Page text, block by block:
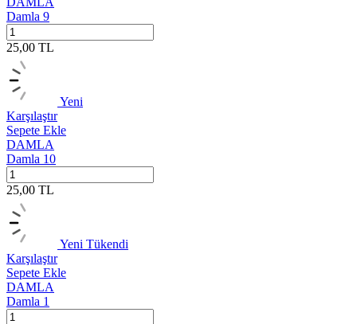
Damla 9
25,00 TL
Yeni
Karşılaştır
Sepete Ekle
DAMLA
Damla 10
25,00 TL
Yeni Tükendi
Karşılaştır
Sepete Ekle
DAMLA
Damla 1